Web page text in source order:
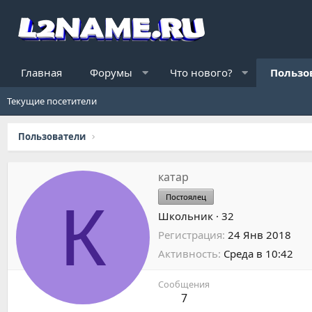
Главная Форумы Что нового?
Текущие посетители
Пользователи
К
катар
Постоялец
Школьник · 32
Регистрация 24 Янв 2018
Активность Среда в 10:42
Сообщения
7